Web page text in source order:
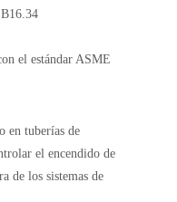
el estándar ASME
en tuberías de
el encendido de
de los sistemas de